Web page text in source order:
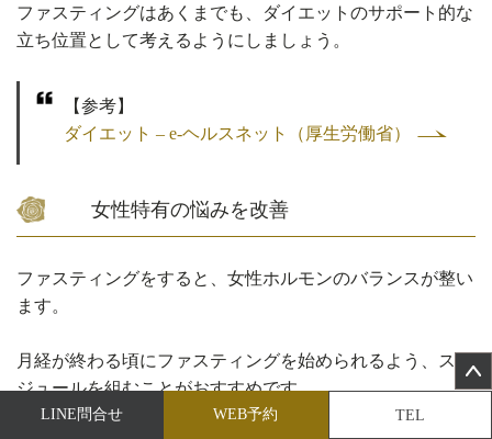
LINE問合せ WEB予約 TEL
ファスティングはあくまでも、ダイエットのサポート的な
立ち位置として考えるようにしましょう。
【参考】
ダイエット – e-ヘルスネット（厚生労働省）
女性特有の悩みを改善
ファスティングをすると、女性ホルモンのバランスが整い
ます。
月経が終わる頃にファスティングを始められるよう、スケ
ジュールを組むことがおすすめです。